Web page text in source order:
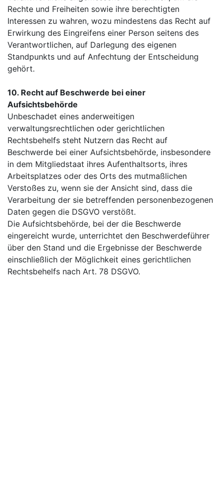
Rechte und Freiheiten sowie ihre berechtigten
Interessen zu wahren, wozu mindestens das Recht auf
Erwirkung des Eingreifens einer Person seitens des
Verantwortlichen, auf Darlegung des eigenen
Standpunkts und auf Anfechtung der Entscheidung
gehört.
10. Recht auf Beschwerde bei einer
Aufsichtsbehörde
Unbeschadet eines anderweitigen
verwaltungsrechtlichen oder gerichtlichen
Rechtsbehelfs steht Nutzern das Recht auf
Beschwerde bei einer Aufsichtsbehörde, insbesondere
in dem Mitgliedstaat ihres Aufenthaltsorts, ihres
Arbeitsplatzes oder des Orts des mutmaßlichen
Verstoßes zu, wenn sie der Ansicht sind, dass die
Verarbeitung der sie betreffenden personenbezogenen
Daten gegen die DSGVO verstößt.
Die Aufsichtsbehörde, bei der die Beschwerde
eingereicht wurde, unterrichtet den Beschwerdeführer
über den Stand und die Ergebnisse der Beschwerde
einschließlich der Möglichkeit eines gerichtlichen
Rechtsbehelfs nach Art. 78 DSGVO.